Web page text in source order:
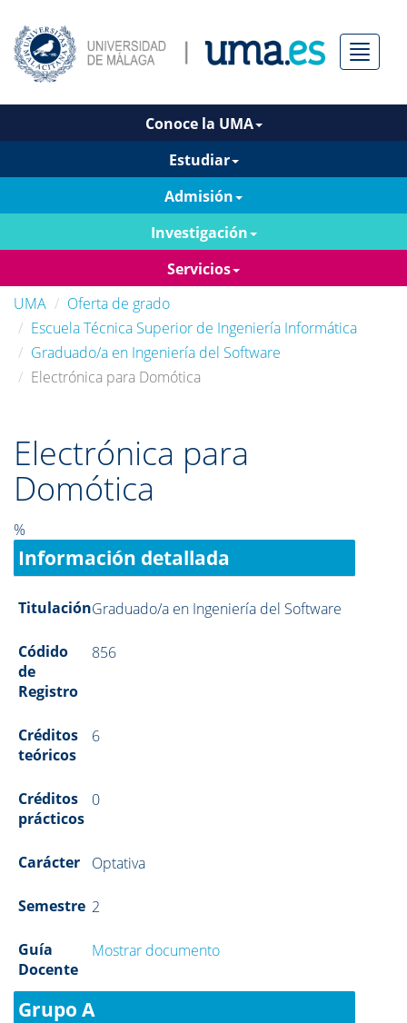
Menú
Conoce la UMA
Estudiar
Admisión
Investigación
Servicios
UMA
Oferta de grado
Escuela Técnica Superior de Ingeniería Informática
Graduado/a en Ingeniería del Software
Electrónica para Domótica
Electrónica para
Domótica
%
Información detallada
TitulaciónGraduado/a en Ingeniería del Software
Códido
de
Registro
856
Créditos
teóricos
6
Créditos
prácticos
0
Carácter Optativa
Semestre 2
Guía
Docente
Mostrar documento
Grupo A